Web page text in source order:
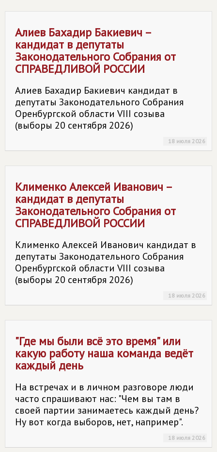
Алиев Бахадир Бакиевич –
кандидат в депутаты
Законодательного Собрания от
СПРАВЕДЛИВОЙ РОССИИ
Алиев Бахадир Бакиевич кандидат в
депутаты Законодательного Собрания
Оренбургской области VIII созыва
(выборы 20 сентября 2026)
18 июля 2026
Клименко Алексей Иванович –
кандидат в депутаты
Законодательного Собрания от
СПРАВЕДЛИВОЙ РОССИИ
Клименко Алексей Иванович кандидат в
депутаты Законодательного Собрания
Оренбургской области VIII созыва
(выборы 20 сентября 2026)
18 июля 2026
"Где мы были всё это время" или
какую работу наша команда ведёт
каждый день
На встречах и в личном разговоре люди
часто спрашивают нас: "Чем вы там в
своей партии занимаетесь каждый день?
Ну вот когда выборов, нет, например".
18 июля 2026